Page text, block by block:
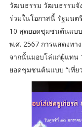
วัฒนธรรม วัฒนธรรมจั
ร่วมในโอกาสนี้ รัฐมน
10 สุดยอดชุมชนต้นแบ
พ.ศ. 2567 การแสดง
จากนั้นมอบโล่แก่ผู้แทน
ยอดชุมชนต้นแบบ “เที่